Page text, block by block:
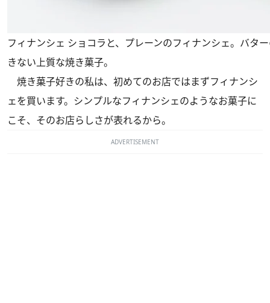
フィナンシェ ショコラと、プレーンのフィナンシェ。バタ
きない上質な焼き菓子。
焼き菓子好きの私は、初めてのお店ではまずフィナンシ
ェを買います。シンプルなフィナンシェのようなお菓子に
こそ、そのお店らしさが表れるから。
ADVERTISEMENT